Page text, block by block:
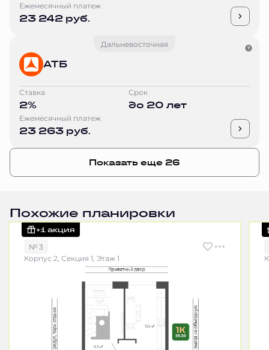
Ежемесячный платеж
23 242 руб.
Дальневосточная
АТБ
Ставка
2%
Срок
до 20 лет
Ежемесячный платеж
23 263 руб.
Показать еще 26
Похожие планировки
+1 акция
№ 3
Корпус 2, Секция 1, Этаж 1